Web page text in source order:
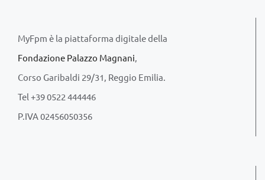
MyFpm è la piattaforma digitale della
Fondazione Palazzo Magnani,
Corso Garibaldi 29/31, Reggio Emilia.
Tel +39 0522 444446
P.IVA 02456050356